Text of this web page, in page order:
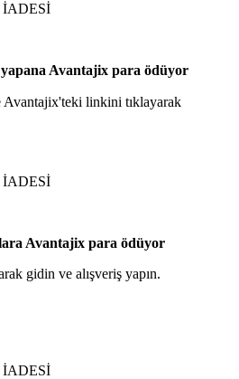
İADESİ
Avantajix para ödüyor
Avantajix'teki linkini tıklayarak
İADESİ
Avantajix para ödüyor
gidin ve alışveriş yapın.
İADESİ